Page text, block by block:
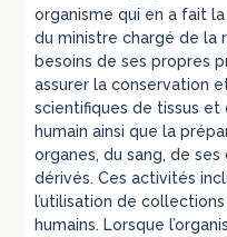
organisme qui en a fait
du ministre chargé de la
besoins de ses propres
assurer la conservation
scientifiques de tissus et
humain ainsi que la
organes, du sang, de
dérivés. Ces activités
l’utilisation de
humains. Lorsque